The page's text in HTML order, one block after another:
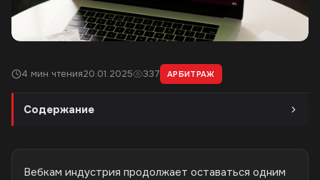
4 мин чтения20.01.2025 337 АРБИТРАЖ
Содержание
Вебкам индустрия продолжает оставаться одним